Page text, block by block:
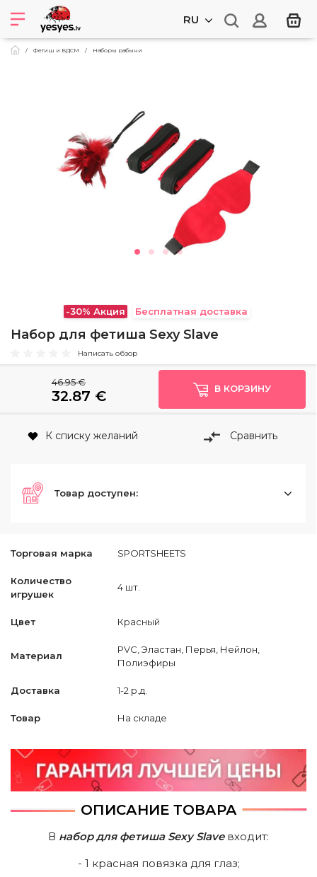
RU
Фетиш и БДСМ Наборы рабыни
-30% Акция Бесплатная доставка
Набор для фетиша Sexy Slave
Написать обзор
Торговая марка SPORTSHEETS
Количество
игрушек
4 шт.
Цвет Красный
Материал
PVC, Эластан, Перья, Нейлон,
Полиэфиры
Доставка 1-2 р.д.
Товар На складе
46.95 €
32.87 € В КОРЗИНУ
К списку желаний Сравнить
Товар доступен:
ОПИСАНИЕ ТОВАРА
В набор для фетиша Sexy Slaveвходит:
- 1 красная повязка для глаз;